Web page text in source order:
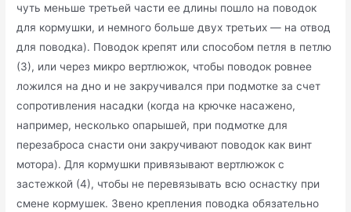
чуть меньше третьей части ее длины пошло на поводок
для кормушки, и немного больше двух третьих — на отвод
для поводка). Поводок крепят или способом петля в петлю
(3), или через микро вертлюжок, чтобы поводок ровнее
ложился на дно и не закручивался при подмотке за счет
сопротивления насадки (когда на крючке насажено,
например, несколько опарышей, при подмотке для
перезаброса снасти они закручивают поводок как винт
мотора). Для кормушки привязывают вертлюжок с
застежкой (4), чтобы не перевязывать всю оснастку при
смене кормушек. Звено крепления поводка обязательно